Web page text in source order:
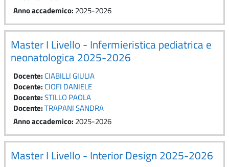
Anno accademico: 2025-2026
Master I Livello - Infermieristica pediatrica e
neonatologica 2025-2026
Docente:CIABILLI GIULIA
Docente:CIOFI DANIELE
Docente:STILLO PAOLA
Docente:TRAPANI SANDRA
Anno accademico: 2025-2026
Master I Livello - Interior Design 2025-2026